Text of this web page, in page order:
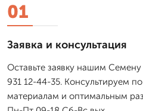
01
Заявка и консультация
Оставьте заявку нашим
931 12-44-35. Консультируем
материалам и оптимальным